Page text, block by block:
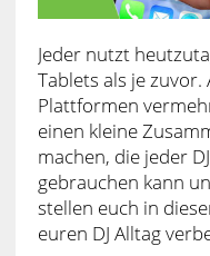
Jeder nutzt
Tablets als je zuvor.
Plattformen
einen kleine
machen, die jeder
gebrauchen kann
stellen euch in
euren DJ Alltag